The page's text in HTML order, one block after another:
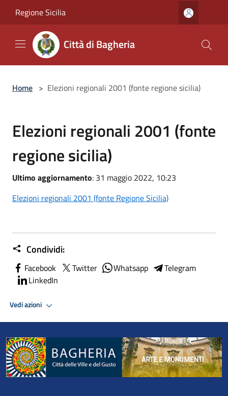
Regione Sicilia
Città di Bagheria
Home > Elezioni regionali 2001 (fonte regione sicilia)
Elezioni regionali 2001 (fonte
regione sicilia)
Ultimo aggiornamento: 31 maggio 2022, 10:23
Elezioni regionali 2001 (fonte Regione Sicilia)
Condividi:
Facebook Twitter Whatsapp
Telegram
LinkedIn
Vedi azioni